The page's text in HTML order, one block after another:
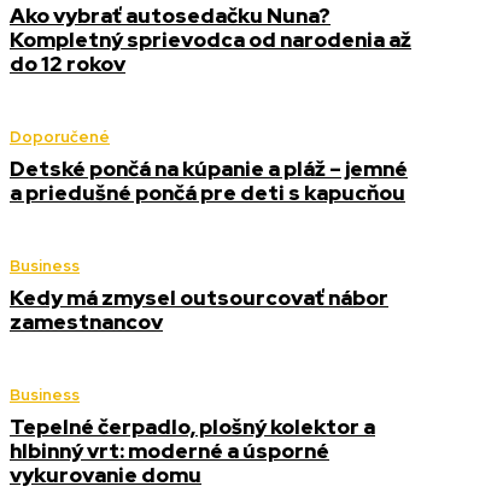
Ako vybrať autosedačku Nuna?
Kompletný sprievodca od narodenia až
do 12 rokov
Doporučené
Detské pončá na kúpanie a pláž – jemné
a priedušné pončá pre deti s kapucňou
Business
Kedy má zmysel outsourcovať nábor
zamestnancov
Business
Tepelné čerpadlo, plošný kolektor a
hlbinný vrt: moderné a úsporné
vykurovanie domu